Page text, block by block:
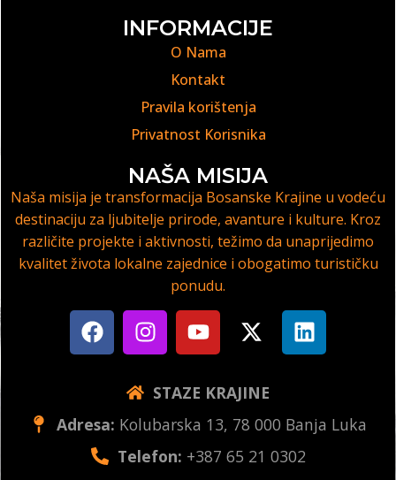
INFORMACIJE
O Nama
Kontakt
Pravila korištenja
Privatnost Korisnika
NAŠA MISIJA
Naša misija je transformacija Bosanske Krajine u vodeću
destinaciju za ljubitelje prirode, avanture i kulture. Kroz
različite projekte i aktivnosti, težimo da unaprijedimo
kvalitet života lokalne zajednice i obogatimo turističku
ponudu.
STAZE KRAJINE
Adresa: Kolubarska 13, 78 000 Banja Luka
Telefon: +387 65 21 0302